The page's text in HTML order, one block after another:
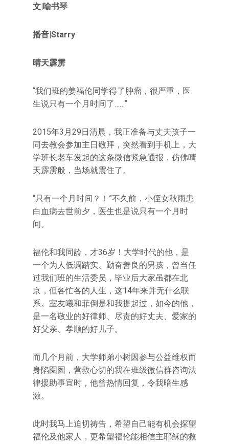
文|喻书琴
播音|Starry
晴天霹雳
“我们班的姜福伦同学得了肿瘤，很严重，医
生说只有一个月时间了……”
2015年3月29日清晨，我正准备与丈夫孩子一
同去教会参加主日敬拜，突然看到手机上，大
学班长老车发起的这条微信紧急通报，仿佛晴
天霹雳般，当场就震住了。
“只有一个月时间？！”不久前，小侄女秋雨患
白血病去世前夕，医生也是说只有一个月时
间。
福伦和我同龄，才36岁！大学时代的他，是
一个为人低调踏实、勤奋善良的男孩，曾当任
过我们班的生活委员，毕业后大家虽都在北
京，但各忙各的人生，这14年来并无什么联
系。室友曦和菲倒是和我提起过，如今的他，
是一名敬业的好律师、尽责的好丈夫、爱家的
好父亲、孝顺的好儿子。
而几个月前，大学师弟小树因参与公益维权而
身陷囹囫，营救心切的我在班级微信群咨询法
律援助事宜时，他曾热情回复，令我暗生感
激。
此时我马上迫切祷告，希望自己能有机会探望
福伦及他家人，更希望福伦能相信主耶稣的救